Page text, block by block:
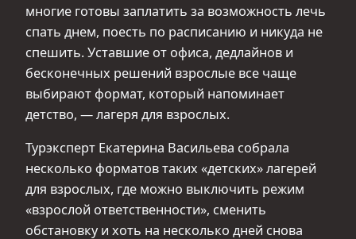
многие готовы заплатить за возможность лечь
спать днем, поесть по расписанию и никуда не
спешить. Уставшие от офиса, дедлайнов и
бесконечных решений взрослые все чаще
выбирают формат, который напоминает
детство, — лагеря для взрослых.
Турэксперт Екатерина Васильева собрала
несколько форматов таких «детских» лагерей
для взрослых, где можно выключить режим
«взрослой ответственности», сменить
обстановку и хоть на несколько дней снова